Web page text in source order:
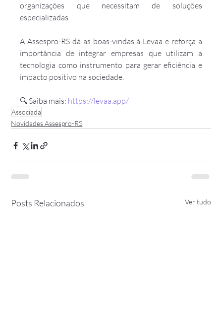
organizações que necessitam de soluções
especializadas.
A Assespro-RS dá as boas-vindas à Levaa e reforça a
importância de integrar empresas que utilizam a
tecnologia como instrumento para gerar eficiência e
impacto positivo na sociedade.
🔍 Saiba mais: https://levaa.app/
Associada
Novidades Assespro-RS
Posts Relacionados Ver tudo